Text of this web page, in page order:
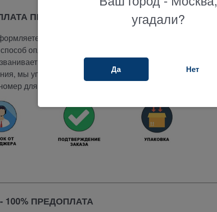
ПРИ ПОЛУЧЕНИИ
заказ на сайте.
оплаты -
вам и подтверждает заказ.
мы упакуем и отправим ваш заказ.
для отслеживания вашего заказа.
100% ПРЕДОПЛАТА
угадали?
Да Нет